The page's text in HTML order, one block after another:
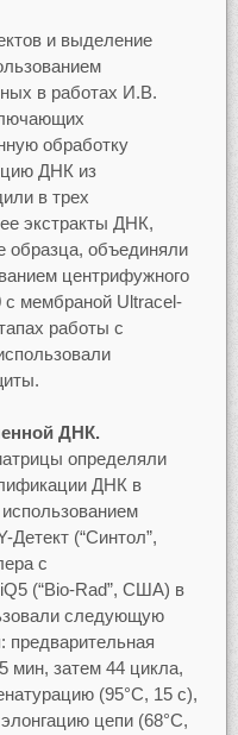
и выделение
в работах И.В.
обработку
ДНК из
в трех
экстракты ДНК,
образца, объединяли
центрифужного
с мембраной Ultracel-
работы с
ДНК.
определяли
ДНК в
Детект (“Синтол”,
с
(“Bio-Rad”, США) в
следующую
предварительная
мин, затем 44 цикла,
(95°С, 15 с),
цепи (68°С,